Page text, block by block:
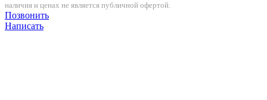
наличия и ценах не является публичной офертой.
Позвонить
Написать